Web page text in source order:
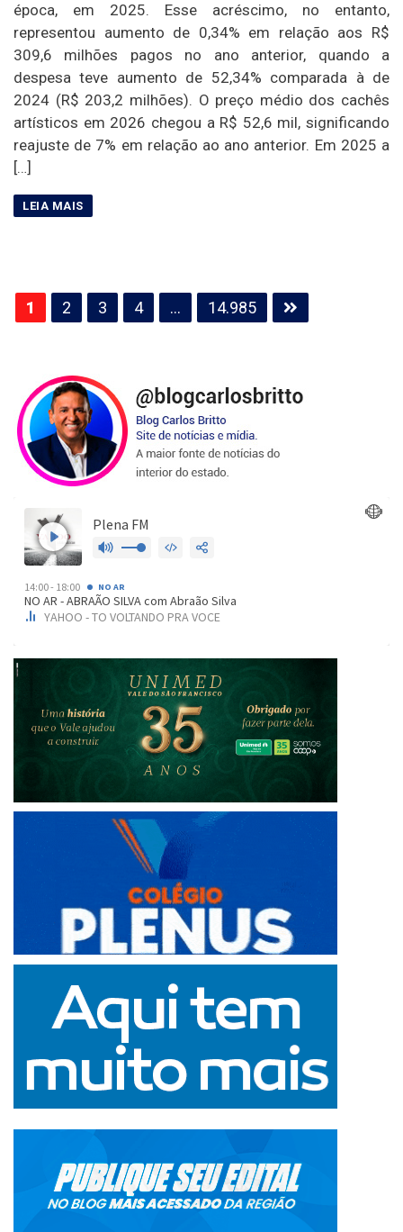
época, em 2025. Esse acréscimo, no entanto,
representou aumento de 0,34% em relação aos R$
309,6 milhões pagos no ano anterior, quando a
despesa teve aumento de 52,34% comparada à de
2024 (R$ 203,2 milhões). O preço médio dos cachês
artísticos em 2026 chegou a R$ 52,6 mil, significando
reajuste de 7% em relação ao ano anterior. Em 2025 a
[…]
Paginação
de
1 2 3 4 … 14.985